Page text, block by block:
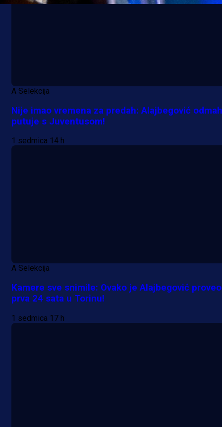
A Selekcija
Nije imao vremena za predah: Alajbegović odmah
putuje s Juventusom!
1 sedmica 14 h
A Selekcija
Kamere sve snimile: Ovako je Alajbegović proveo
prva 24 sata u Torinu!
1 sedmica 17 h